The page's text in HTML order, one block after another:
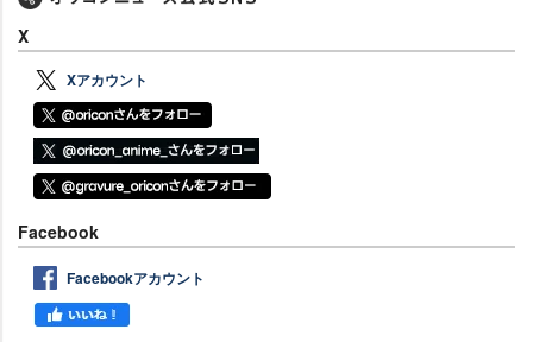
X
Xアカウント
Facebook
Facebookアカウント